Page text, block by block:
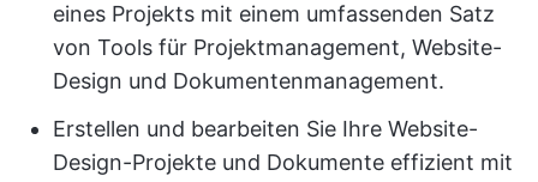
eines Projekts mit einem umfassenden Satz
von Tools für Projektmanagement, Website-
Design und Dokumentenmanagement.
Erstellen und bearbeiten Sie Ihre Website-
Design-Projekte und Dokumente effizient mit